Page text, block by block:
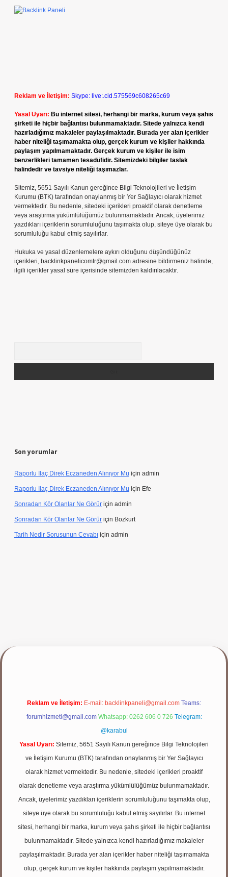
Reklam ve İletişim: Skype: live:.cid.575569c608265c69
Yasal Uyarı: Bu internet sitesi, herhangi bir marka, kurum veya şahıs
şirketi ile hiçbir bağlantısı bulunmamaktadır. Sitede yalnızca kendi
hazırladığımız makaleler paylaşılmaktadır. Burada yer alan içerikler
haber niteliği taşımamakta olup, gerçek kurum ve kişiler hakkında
paylaşım yapılmamaktadır. Gerçek kurum ve kişiler ile isim
benzerlikleri tamamen tesadüfidir. Sitemizdeki bilgiler taslak
halindedir ve tavsiye niteliği taşımazlar.
Sitemiz, 5651 Sayılı Kanun gereğince Bilgi Teknolojileri ve İletişim
Kurumu (BTK) tarafından onaylanmış bir Yer Sağlayıcı olarak hizmet
vermektedir. Bu nedenle, sitedeki içerikleri proaktif olarak denetleme
veya araştırma yükümlülüğümüz bulunmamaktadır. Ancak, üyelerimiz
yazdıkları içeriklerin sorumluluğunu taşımakta olup, siteye üye olarak bu
sorumluluğu kabul etmiş sayılırlar.
Hukuka ve yasal düzenlemelere aykırı olduğunu düşündüğünüz
içerikleri, backlinkpanelicomtr@gmail.com adresine bildirmeniz halinde,
ilgili içerikler yasal süre içerisinde sitemizden kaldırılacaktır.
Son yorumlar
Raporlu Ilaç Direk Eczaneden Alınıyor Mu için admin
Raporlu Ilaç Direk Eczaneden Alınıyor Mu için Efe
Sonradan Kör Olanlar Ne Görür için admin
Sonradan Kör Olanlar Ne Görür için Bozkurt
Tarih Nedir Sorusunun Cevabı için admin
giriş yap
Reklam ve İletişim: E-mail: backlinkpaneli@gmail.com Teams:
forumhizmeti@gmail.com Whatsapp: 0262 606 0 726 Telegram:
@karabul
Yasal Uyarı: Sitemiz, 5651 Sayılı Kanun gereğince Bilgi Teknolojileri
ve İletişim Kurumu (BTK) tarafından onaylanmış bir Yer Sağlayıcı
olarak hizmet vermektedir. Bu nedenle, sitedeki içerikleri proaktif
olarak denetleme veya araştırma yükümlülüğümüz bulunmamaktadır.
Ancak, üyelerimiz yazdıkları içeriklerin sorumluluğunu taşımakta olup,
siteye üye olarak bu sorumluluğu kabul etmiş sayılırlar. Bu internet
sitesi, herhangi bir marka, kurum veya şahıs şirketi ile hiçbir bağlantısı
bulunmamaktadır. Sitede yalnızca kendi hazırladığımız makaleler
paylaşılmaktadır. Burada yer alan içerikler haber niteliği taşımamakta
olup, gerçek kurum ve kişiler hakkında paylaşım yapılmamaktadır.